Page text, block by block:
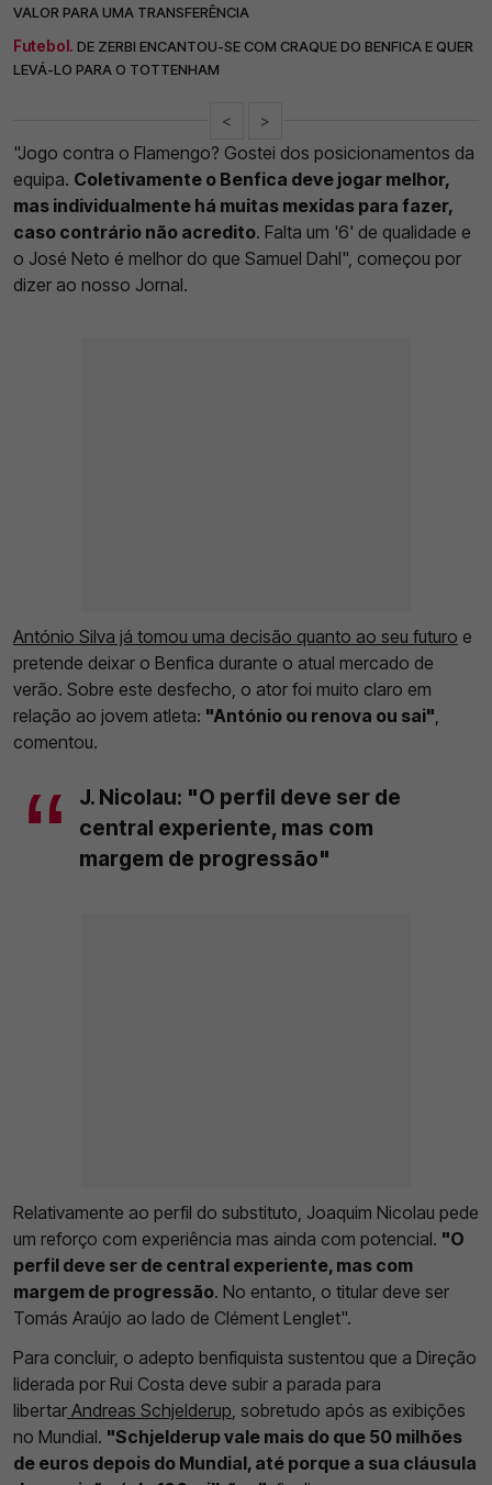
VALOR PARA UMA TRANSFERÊNCIA
Futebol. DE ZERBI ENCANTOU-SE COM CRAQUE DO BENFICA E QUER
LEVÁ-LO PARA O TOTTENHAM
< >
"Jogo contra o Flamengo? Gostei dos posicionamentos da
equipa. Coletivamente o Benfica deve jogar melhor,
mas individualmente há muitas mexidas para fazer,
caso contrário não acredito. Falta um '6' de qualidade e
o José Neto é melhor do que Samuel Dahl", começou por
dizer ao nosso Jornal.
António Silva já tomou uma decisão quanto ao seu futuro e
pretende deixar o Benfica durante o atual mercado de
verão. Sobre este desfecho, o ator foi muito claro em
relação ao jovem atleta: "António ou renova ou sai"
comentou.
J. Nicolau: "O perfil deve ser de
central experiente, mas com
margem de progressão"
Relativamente ao perfil do substituto, Joaquim Nicolau pede
um reforço com experiência mas ainda com potencial. "O
perfil deve ser de central experiente, mas com
margem de progressão. No entanto, o titular deve ser
Tomás Araújo ao lado de Clément Lenglet".
Para concluir, o adepto benfiquista sustentou que a Direção
liderada por Rui Costa deve subir a parada para
libertar Andreas Schjelderup , sobretudo após as exibições
no Mundial. "Schjelderup vale mais do que 50 milhões
de euros depois do Mundial, até porque a sua cláusula